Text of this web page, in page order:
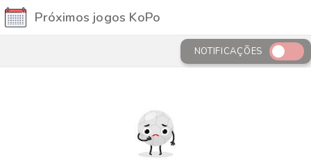
Próximos jogos KoPo
NOTIFICAÇÕES